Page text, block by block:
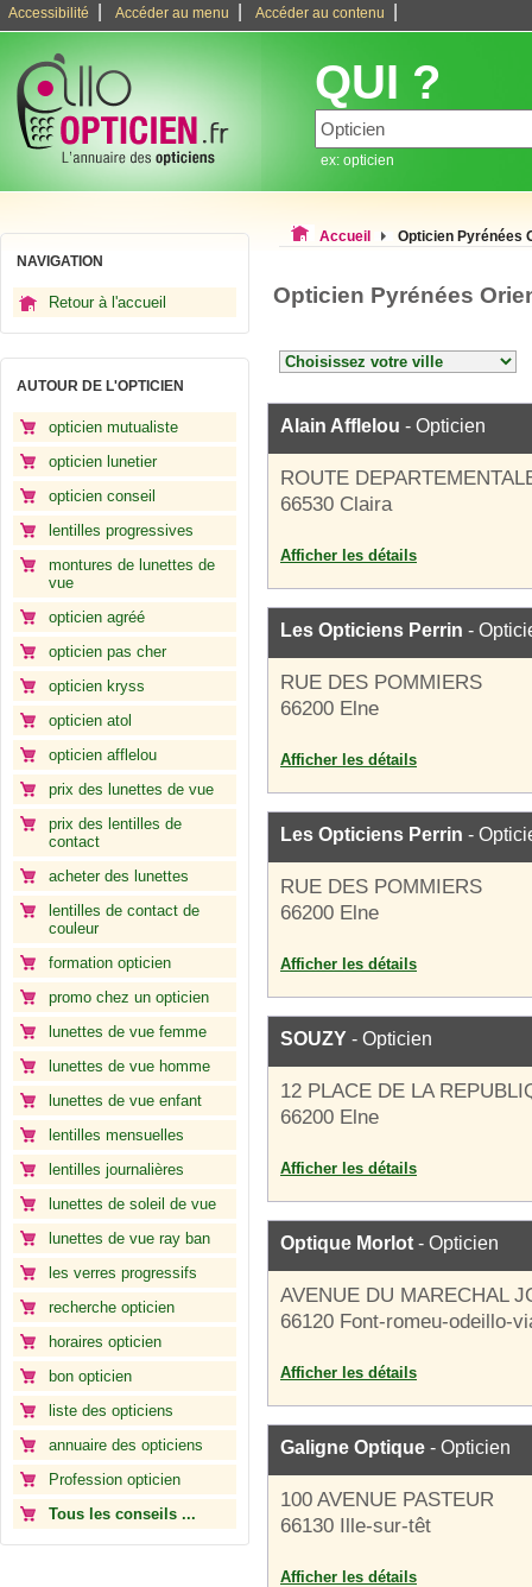
Accessibilité Accéder au menu Accéder au contenu
QUI ?
ex: opticien
NAVIGATION
Retour à l'accueil
AUTOUR DE L'OPTICIEN
opticien mutualiste
opticien lunetier
opticien conseil
lentilles progressives
montures de lunettes de
vue
opticien agréé
opticien pas cher
opticien kryss
opticien atol
opticien afflelou
prix des lunettes de vue
prix des lentilles de
contact
acheter des lunettes
lentilles de contact de
couleur
formation opticien
promo chez un opticien
lunettes de vue femme
lunettes de vue homme
lunettes de vue enfant
lentilles mensuelles
lentilles journalières
lunettes de soleil de vue
lunettes de vue ray ban
les verres progressifs
recherche opticien
horaires opticien
bon opticien
liste des opticiens
annuaire des opticiens
Profession opticien
Tous les conseils ...
Accueil Opticien Pyrénées
Opticien Pyrénées
Alain Afflelou - Opticien
ROUTE
66530 Claira
Afficher les détails
Les Opticiens Perrin -
RUE DES POMMIERS
66200 Elne
Afficher les détails
Les Opticiens Perrin -
RUE DES POMMIERS
66200 Elne
Afficher les détails
SOUZY - Opticien
12 PLACE DE LA
66200 Elne
Afficher les détails
Optique Morlot - Opticien
AVENUE DU MARECHAL
66120 Font-romeu-odeillo-
Afficher les détails
Galigne Optique - Opticien
100 AVENUE PASTEUR
66130 Ille-sur-têt
Afficher les détails